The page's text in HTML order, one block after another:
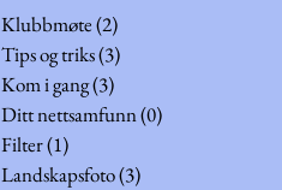
Klubbmøte(2)
Tips og triks(3)
Kom i gang(3)
Ditt nettsamfunn(0)
Filter(1)
Landskapsfoto(3)